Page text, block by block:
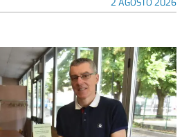
2 AGOSTO 2026